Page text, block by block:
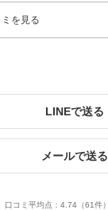
を見る
LINEで送る
メールで送る
口コミ平均点： 4.74（61件）